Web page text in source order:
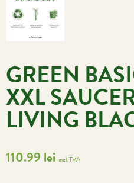
GREEN
XXL
LIVING
110.99 lei incl. TVA